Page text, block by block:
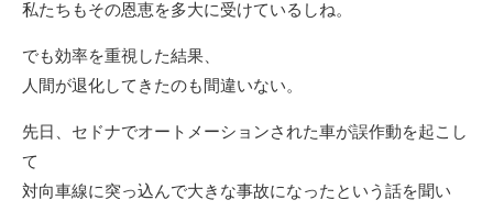
私たちもその恩恵を多大に受けているしね。
でも効率を重視した結果、
人間が退化してきたのも間違いない。
先日、セドナでオートメーションされた車が誤作動を起こし
て
対向車線に突っ込んで大きな事故になったという話を聞い